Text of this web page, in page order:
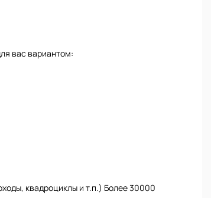
вас вариантом:
квадроциклы и т.п.) Более 30000